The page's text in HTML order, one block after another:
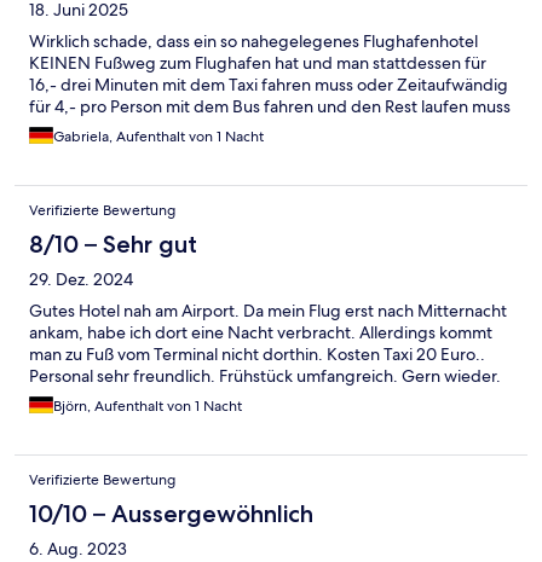
18. Juni 2025
Wirklich schade, dass ein so nahegelegenes Flughafenhotel
KEINEN Fußweg zum Flughafen hat und man stattdessen für
16,- drei Minuten mit dem Taxi fahren muss oder Zeitaufwändig
für 4,- pro Person mit dem Bus fahren und den Rest laufen muss
Gabriela, Aufenthalt von 1 Nacht
Verifizierte Bewertung
8/10 – Sehr gut
29. Dez. 2024
Gutes Hotel nah am Airport. Da mein Flug erst nach Mitternacht
ankam, habe ich dort eine Nacht verbracht. Allerdings kommt
man zu Fuß vom Terminal nicht dorthin. Kosten Taxi 20 Euro..
Personal sehr freundlich. Frühstück umfangreich. Gern wieder.
Björn, Aufenthalt von 1 Nacht
Verifizierte Bewertung
10/10 – Aussergewöhnlich
6. Aug. 2023